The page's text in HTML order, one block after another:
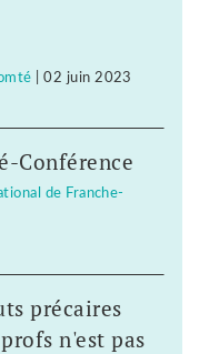
|02 juin 2023
Conférence
de Franche-
précaires
n'est pas